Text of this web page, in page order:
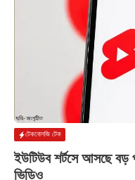
টেকনোলজি টেক
ইউটিউব শর্টসে আসছে বড়
ভিডিও